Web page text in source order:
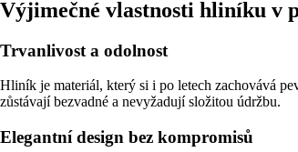
Výjimečné vlastnosti hliníku v
Trvanlivost a odolnost
Hliník je materiál, který si i po letech zachovává
zůstávají bezvadné a nevyžadují složitou údržbu.
Elegantní design bez kompromisů